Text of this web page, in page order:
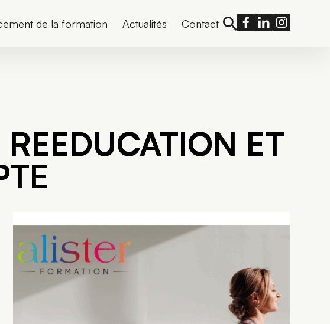
de la formation Actualités Contact
ET